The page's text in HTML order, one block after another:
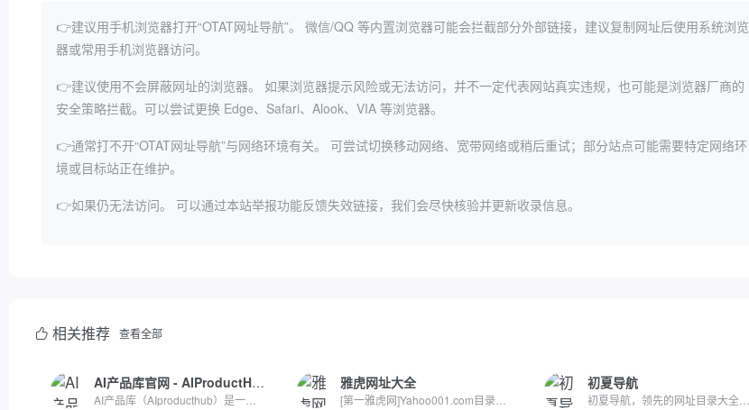
👉建议用手机浏览器打开“OTAT网址导航”。
微信/QQ 等内置浏览器可能会拦截部分外部链接，建议复制网址后使用系统浏览
器或常用手机浏览器访问。
👉建议使用不会屏蔽网址的浏览器。
如果浏览器提示风险或无法访问，并不一定代表网站真实违规，也可能是浏览器厂商的
安全策略拦截。可以尝试更换 Edge、Safari、Alook、VIA 等浏览器。
👉通常打不开“OTAT网址导航”与网络环境有关。
可尝试切换移动网络、宽带网络或稍后重试；部分站点可能需要特定网络环
境或目标站正在维护。
👉如果仍无法访问。 可以通过本站举报功能反馈失效链接，我们会尽快核验并更新收录信息。
相关推荐 查看全部
AI产品库官网 - AIProductHub 雅虎网址大全 初夏导航
初夏导航，领先的网址目录大全网站；收录互联网上现存的精品网...